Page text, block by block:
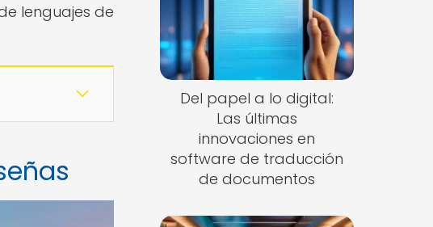
lenguajes de
Del papel a lo digital:
Las últimas
innovaciones en
software de traducción
de documentos